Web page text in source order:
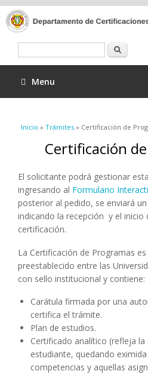
Menu
Se encuentra usted aquí
Inicio » Trámites » Certificación de
Certificación
El solicitante podrá gestionar
ingresando al Formulario
posterior al pedido, se enviará
indicando la recepción y el inicio
certificación.
La Certificación de Programas
preestablecido entre las
con sello institucional y contiene:
Carátula firmada por una
certifica el trámite.
Plan de estudios.
Certificado analítico (refleja
estudiante, quedando
competencias y aquellas